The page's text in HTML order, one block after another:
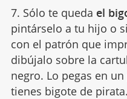
7. Sólo te queda el
pintárselo a tu hijo o
con el patrón que
dibújalo sobre la
negro. Lo pegas en
tienes bigote de pirata.